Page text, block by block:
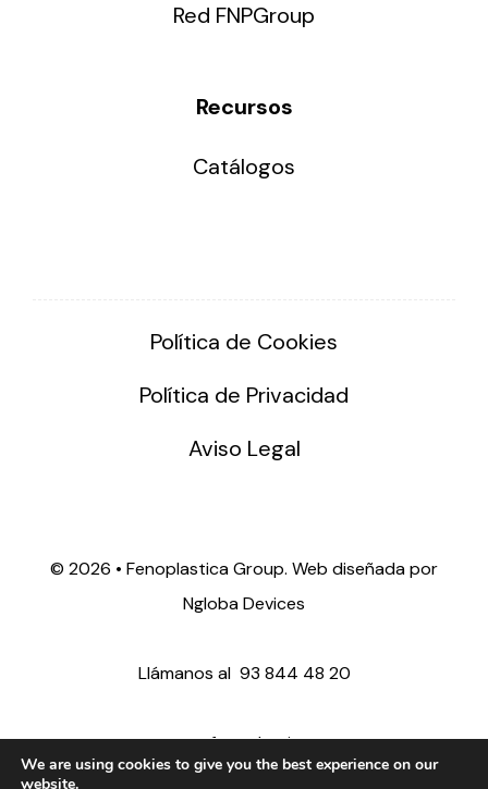
Red FNPGroup
Recursos
Catálogos
Política de Cookies
Política de Privacidad
Aviso Legal
© 2026 • Fenoplastica Group. Web diseñada por
Ngloba Devices
Llámanos al 93 844 48 20
ventas@fenoplastica.com
We are using cookies to give you the best experience on our
website.